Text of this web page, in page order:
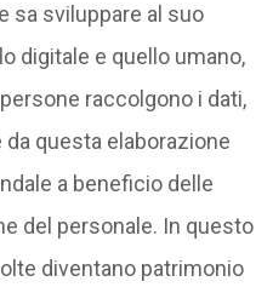
sa sviluppare al suo
digitale e quello umano,
raccolgono i dati,
questa elaborazione
a beneficio delle
del personale. In questo
diventano patrimonio